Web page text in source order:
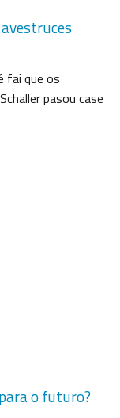
fai que os
pasou case
o futuro?